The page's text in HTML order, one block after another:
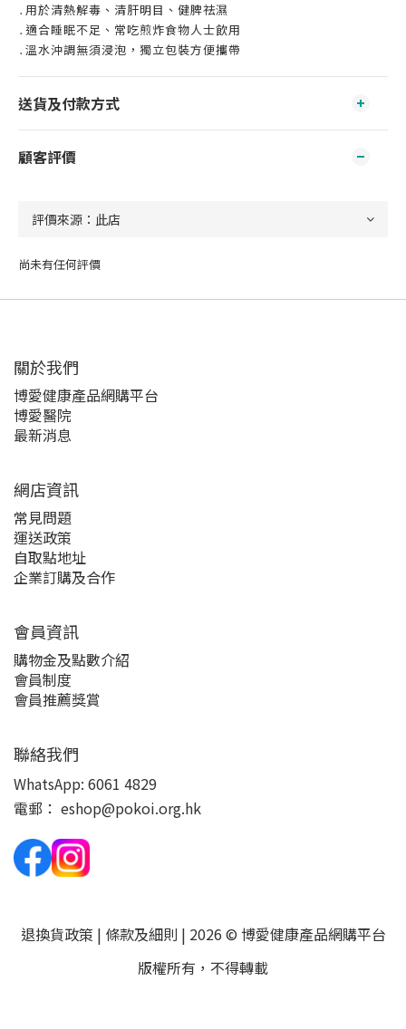
․用於清熱解毒、清肝明目、健脾祛濕
․適合睡眠不足、常吃煎炸食物人士飲用
․溫水沖調無須浸泡，獨立包裝方便攜帶
送貨及付款方式
顧客評價
尚未有任何評價
關於我們‎
博愛健康產品網購平台
博愛醫院
最新消息
網店資訊
常見問題
運送政策
自取點地址
企業訂購及合作
會員資訊
購物金及點數介紹
會員制度
會員推薦獎賞
聯絡我們
WhatsApp: 6061 4829
電郵： eshop@pokoi.org.hk
退換貨政策 | 條款及細則 | 2026 © 博愛健康產品網購平台
版權所有，不得轉載